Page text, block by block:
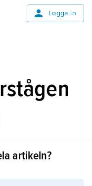
Logga in
artikeln?